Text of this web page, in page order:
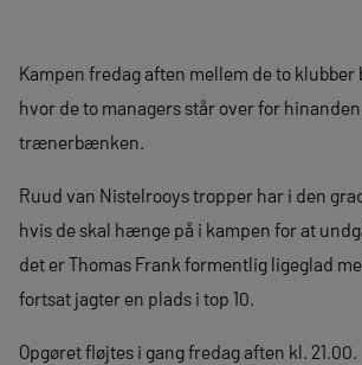
Kampen fredag aften mellem de to klubber
hvor de to managers står over for
trænerbænken.
Ruud van Nistelrooys tropper har i den
hvis de skal hænge på i kampen for at
det er Thomas Frank formentlig ligeglad
fortsat jagter en plads i top 10.
Opgøret fløjtes i gang fredag aften kl. 21.00.